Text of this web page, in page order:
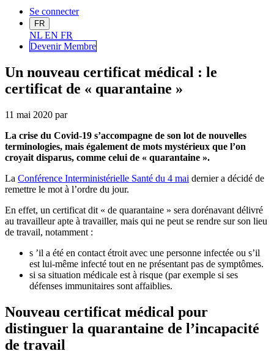
Se connecter
FR
NL EN FR
Devenir Membre
Un nouveau certificat médical : le
certificat de « quarantaine »
11 mai 2020 par
La crise du Covid-19 s’accompagne de son lot de nouvelles
terminologies, mais également de mots mystérieux que l’on
croyait disparus, comme celui de « quarantaine ».
La Conférence Interministérielle Santé du 4 mai dernier a décidé de
remettre le mot à l’ordre du jour.
En effet, un certificat dit « de quarantaine » sera dorénavant délivré
au travailleur apte à travailler, mais qui ne peut se rendre sur son lieu
de travail, notamment :
s ’il a été en contact étroit avec une personne infectée ou s’il
est lui-même infecté tout en ne présentant pas de symptômes.
si sa situation médicale est à risque (par exemple si ses
défenses immunitaires sont affaiblies.
Nouveau certificat médical pour
distinguer la quarantaine de l’incapacité
de travail